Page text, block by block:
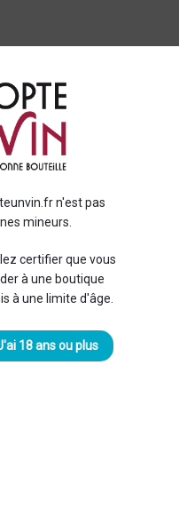
n'est pas
mineurs.
certifier que vous
à une boutique
à une limite d'âge.
18 ans ou plus